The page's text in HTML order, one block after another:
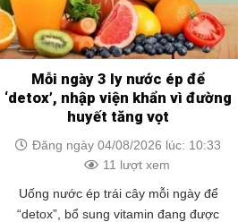
Mỗi ngày 3 ly nước ép để
‘detox’, nhập viện khẩn vì đường
huyết tăng vọt
Đăng ngày 04/08/2026 lúc: 10:33
11 lượt xem
Uống nước ép trái cây mỗi ngày để
“detox”, bổ sung vitamin đang được